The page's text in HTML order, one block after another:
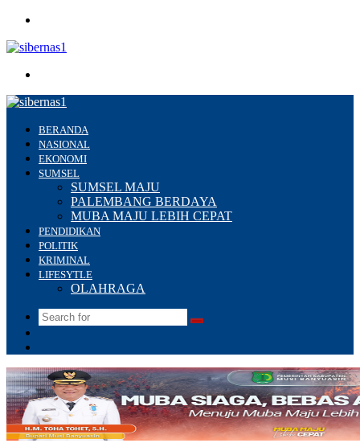
BERANDA
NASIONAL
EKONOMI
SUMSEL
SUMSEL MAJU
PALEMBANG BERDAYA
MUBA MAJU LEBIH CEPAT
PENDIDIKAN
POLITIK
KRIMINAL
LIFESYTLE
OLAHRAGA
Search